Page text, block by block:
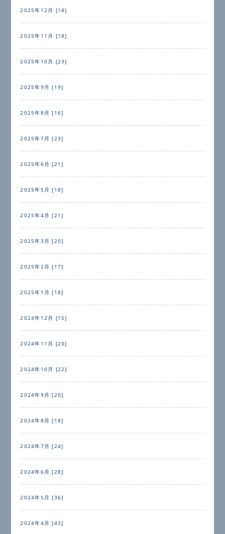
2025年12月 [18]
2025年11月 [18]
2025年10月 [23]
2025年9月 [19]
2025年8月 [16]
2025年7月 [23]
2025年6月 [21]
2025年5月 [18]
2025年4月 [21]
2025年3月 [20]
2025年2月 [17]
2025年1月 [18]
2024年12月 [15]
2024年11月 [20]
2024年10月 [22]
2024年9月 [20]
2024年8月 [18]
2024年7月 [24]
2024年6月 [28]
2024年5月 [36]
2024年4月 [43]